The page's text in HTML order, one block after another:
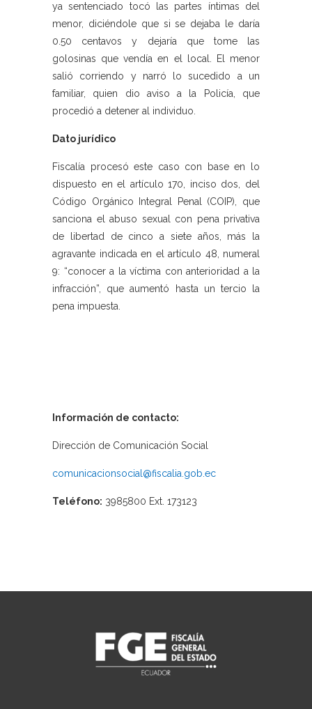
ya sentenciado tocó las partes íntimas del
menor, diciéndole que si se dejaba le daría
0.50 centavos y dejaría que tome las
golosinas que vendía en el local. El menor
salió corriendo y narró lo sucedido a un
familiar, quien dio aviso a la Policía, que
procedió a detener al individuo.
Dato jurídico
Fiscalía procesó este caso con base en lo
dispuesto en el artículo 170, inciso dos, del
Código Orgánico Integral Penal (COIP), que
sanciona el abuso sexual con pena privativa
de libertad de cinco a siete años, más la
agravante indicada en el artículo 48, numeral
9: “conocer a la víctima con anterioridad a la
infracción”, que aumentó hasta un tercio la
pena impuesta.
Información de contacto:
Dirección de Comunicación Social
comunicacionsocial@fiscalia.gob.ec
Teléfono: 3985800 Ext. 173123